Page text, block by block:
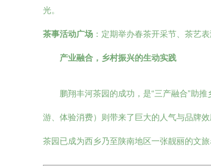
光。
茶事活动广场 ：定期举办春茶开采节、茶艺
产业融合，乡村振兴的生动实践
鹏翔丰河茶园的成功，是“三产融合”助
游、体验消费）则带来了巨大的人气与品牌
茶园已成为西乡乃至陕南地区一张靓丽的文旅